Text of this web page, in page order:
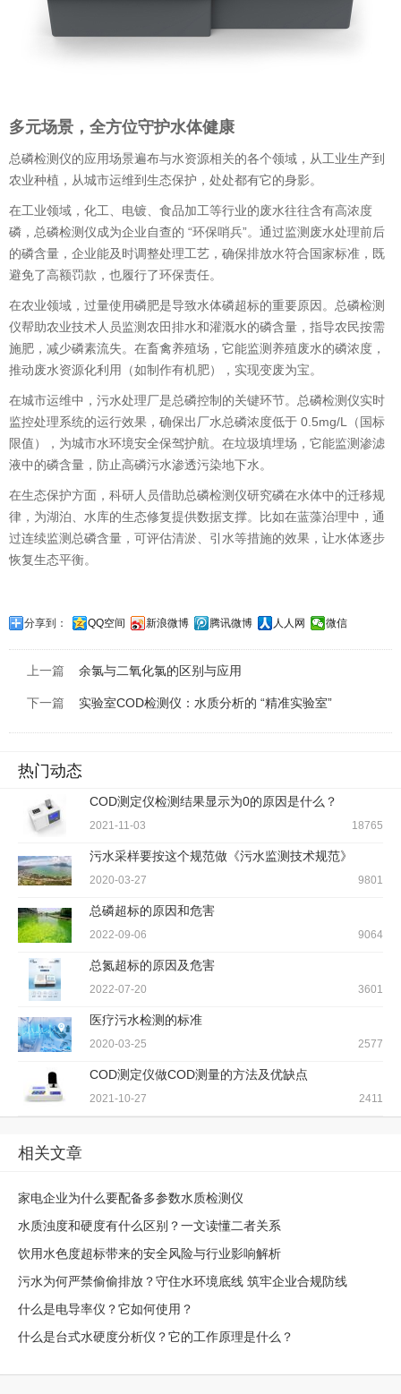
多元场景，全方位守护水体健康
总磷检测仪的应用场景遍布与水资源相关的各个领域，从工业生产到
农业种植，从城市运维到生态保护，处处都有它的身影。
在工业领域，化工、电镀、食品加工等行业的废水往往含有高浓度
磷，总磷检测仪成为企业自查的 “环保哨兵”。通过监测废水处理前后
的磷含量，企业能及时调整处理工艺，确保排放水符合国家标准，既
避免了高额罚款，也履行了环保责任。
在农业领域，过量使用磷肥是导致水体磷超标的重要原因。总磷检测
仪帮助农业技术人员监测农田排水和灌溉水的磷含量，指导农民按需
施肥，减少磷素流失。在畜禽养殖场，它能监测养殖废水的磷浓度，
推动废水资源化利用（如制作有机肥），实现变废为宝。
在城市运维中，污水处理厂是总磷控制的关键环节。总磷检测仪实时
监控处理系统的运行效果，确保出厂水总磷浓度低于 0.5mg/L（国标
限值），为城市水环境安全保驾护航。在垃圾填埋场，它能监测渗滤
液中的磷含量，防止高磷污水渗透污染地下水。
在生态保护方面，科研人员借助总磷检测仪研究磷在水体中的迁移规
律，为湖泊、水库的生态修复提供数据支撑。比如在蓝藻治理中，通
过连续监测总磷含量，可评估清淤、引水等措施的效果，让水体逐步
恢复生态平衡。
分享到： QQ空间 新浪微博 腾讯微博 人人网 微信
上一篇 余氯与二氧化氯的区别与应用
下一篇 实验室COD检测仪：水质分析的 “精准实验室”
热门动态
COD测定仪检测结果显示为0的原因是什么？
2021-11-03 18765
污水采样要按这个规范做《污水监测技术规范》
2020-03-27 9801
总磷超标的原因和危害
2022-09-06 9064
总氮超标的原因及危害
2022-07-20 3601
医疗污水检测的标准
2020-03-25 2577
COD测定仪做COD测量的方法及优缺点
2021-10-27 2411
相关文章
家电企业为什么要配备多参数水质检测仪
水质浊度和硬度有什么区别？一文读懂二者关系
饮用水色度超标带来的安全风险与行业影响解析
污水为何严禁偷偷排放？守住水环境底线 筑牢企业合规防线
什么是电导率仪？它如何使用？
什么是台式水硬度分析仪？它的工作原理是什么？